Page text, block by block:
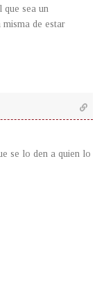
que sea un
de estar
se lo den a quien lo